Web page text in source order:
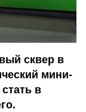
сквер в
мини-
в